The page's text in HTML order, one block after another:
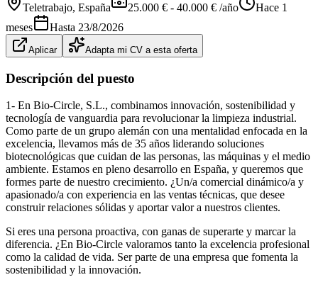
Teletrabajo, España 25.000 € - 40.000 € /año
Hace 1
meses
Hasta 23/8/2026
Aplicar Adapta mi CV a esta oferta
Descripción del puesto
1- En Bio-Circle, S.L., combinamos innovación, sostenibilidad y
tecnología de vanguardia para revolucionar la limpieza industrial.
Como parte de un grupo alemán con una mentalidad enfocada en la
excelencia, llevamos más de 35 años liderando soluciones
biotecnológicas que cuidan de las personas, las máquinas y el medio
ambiente. Estamos en pleno desarrollo en España, y queremos que
formes parte de nuestro crecimiento. ¿Un/a comercial dinámico/a y
apasionado/a con experiencia en las ventas técnicas, que desee
construir relaciones sólidas y aportar valor a nuestros clientes.
Si eres una persona proactiva, con ganas de superarte y marcar la
diferencia. ¿En Bio-Circle valoramos tanto la excelencia profesional
como la calidad de vida. Ser parte de una empresa que fomenta la
sostenibilidad y la innovación.